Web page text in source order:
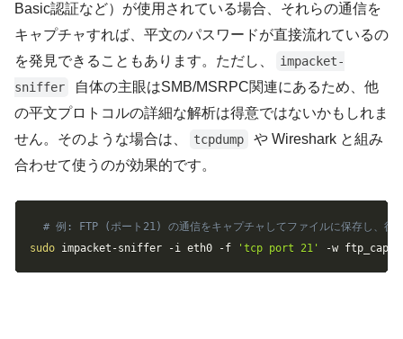
Basic認証など）が使用されている場合、それらの通信を
キャプチャすれば、平文のパスワードが直接流れているの
を発見できることもあります。ただし、
impacket-
sniffer
自体の主眼はSMB/MSRPC関連にあるため、他
の平文プロトコルの詳細な解析は得意ではないかもしれま
せん。そのような場合は、
tcpdump
や Wireshark と組み
合わせて使うのが効果的です。
# 例: FTP (ポート21) の通信をキャプチャしてファイルに保存し、後
sudo impacket-sniffer -i eth0 -f 'tcp port 21' -w
Copy